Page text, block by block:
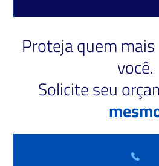
Proteja quem
você.
Solicite seu